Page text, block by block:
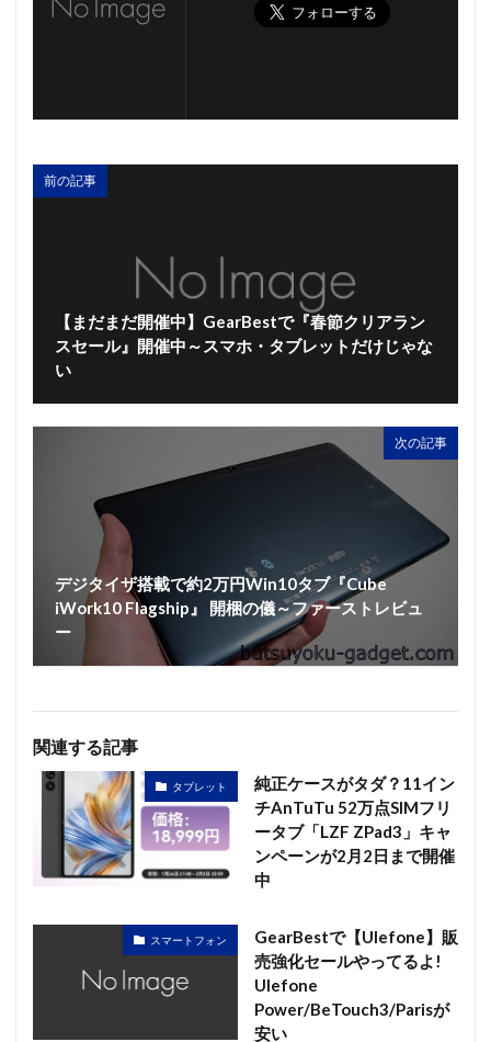
前の記事
【まだまだ開催中】GearBestで『春節クリアラン
スセール』開催中～スマホ・タブレットだけじゃな
い
次の記事
デジタイザ搭載で約2万円Win10タブ『Cube
iWork10 Flagship』 開梱の儀～ファーストレビュ
ー
関連する記事
タブレット
純正ケースがタダ？11イン
チAnTuTu 52万点SIMフリ
ータブ「LZF ZPad3」キャ
ンペーンが2月2日まで開催
中
スマートフォン
GearBestで【Ulefone】販
売強化セールやってるよ!
Ulefone
Power/BeTouch3/Parisが
安い